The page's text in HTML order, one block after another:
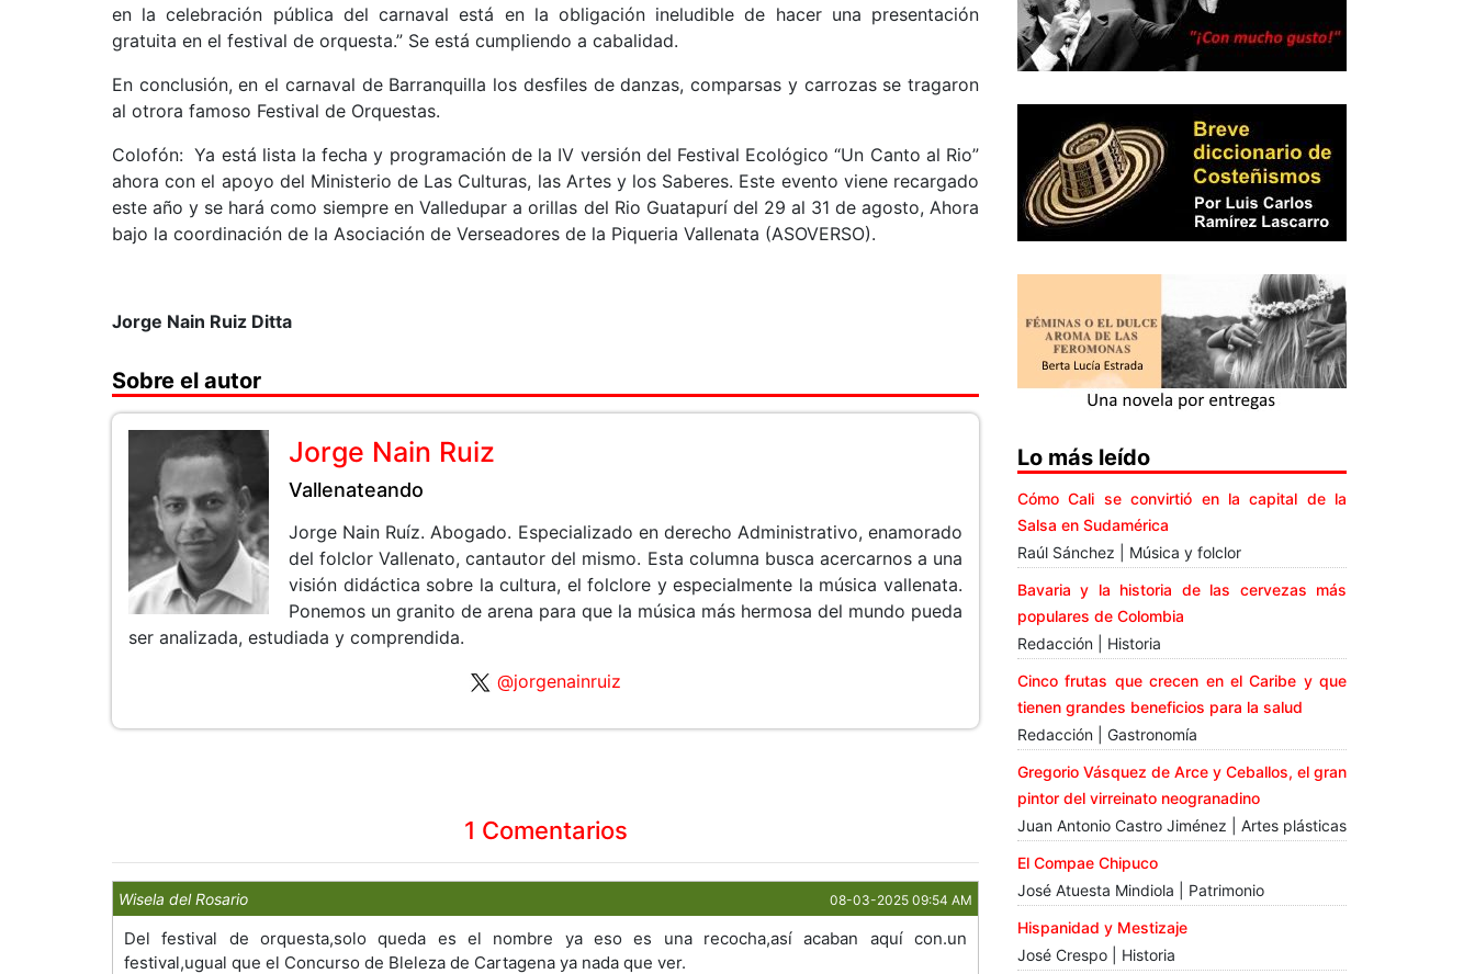
en la celebración pública del carnaval está en la obligación ineludible de hacer una presentación
gratuita en el festival de orquesta.” Se está cumpliendo a cabalidad.
En conclusión, en el carnaval de Barranquilla los desfiles de danzas, comparsas y carrozas se tragaron
al otrora famoso Festival de Orquestas.
Colofón: Ya está lista la fecha y programación de la IV versión del Festival Ecológico “Un Canto al Rio”
ahora con el apoyo del Ministerio de Las Culturas, las Artes y los Saberes. Este evento viene recargado
este año y se hará como siempre en Valledupar a orillas del Rio Guatapurí del 29 al 31 de agosto, Ahora
bajo la coordinación de la Asociación de Verseadores de la Piqueria Vallenata (ASOVERSO).
Jorge Nain Ruiz Ditta
Sobre el autor
Jorge Nain Ruiz
Vallenateando
Jorge Nain Ruíz. Abogado. Especializado en derecho Administrativo, enamorado
del folclor Vallenato, cantautor del mismo. Esta columna busca acercarnos a una
visión didáctica sobre la cultura, el folclore y especialmente la música vallenata.
Ponemos un granito de arena para que la música más hermosa del mundo pueda
ser analizada, estudiada y comprendida.
@jorgenainruiz
1 Comentarios
Wisela del Rosario 08-03-2025 09:54 AM
Del festival de orquesta,solo queda es el nombre ya eso es una recocha,así acaban aquí con.un
festival,ugual que el Concurso de Bleleza de Cartagena ya nada que ver.
Lo más leído
Cómo Cali se convirtió en la capital de la
Salsa en Sudamérica
Raúl Sánchez | Música y folclor
Bavaria y la historia de las cervezas más
populares de Colombia
Redacción | Historia
Cinco frutas que crecen en el Caribe y que
tienen grandes beneficios para la salud
Redacción | Gastronomía
Gregorio Vásquez de Arce y Ceballos, el gran
pintor del virreinato neogranadino
Juan Antonio Castro Jiménez | Artes plásticas
El Compae Chipuco
José Atuesta Mindiola | Patrimonio
Hispanidad y Mestizaje
José Crespo | Historia